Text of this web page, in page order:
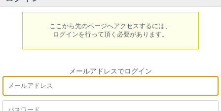
ここから先のページへアクセスするには、
ログインを行って頂く必要があります。
メールアドレスでログイン